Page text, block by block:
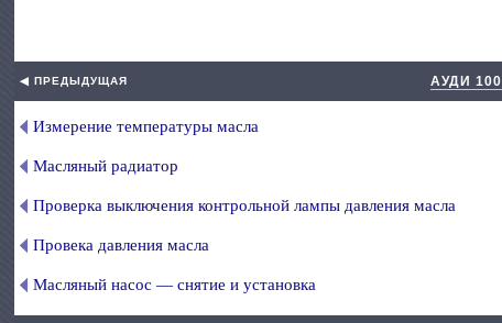
◀ ПРЕДЫДУЩАЯ АУДИ
Измерение температуры масла
Масляный радиатор
Проверка выключения контрольной лампы давления масла
Провека давления масла
Масляный насос — снятие и установка